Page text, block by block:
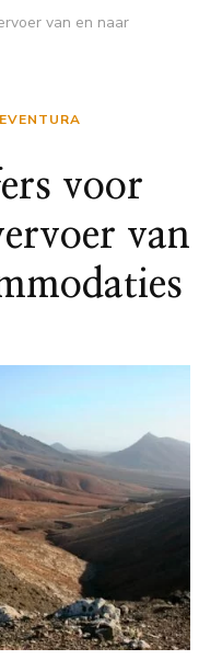
van en naar
voor
van